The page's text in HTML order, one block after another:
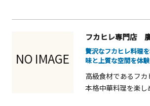
ィナーに対応し、
や家族、カップル旅
で、横浜観光の合
便利なスポットです。
NO IMAGE
フカヒレ専門店
贅沢なフカヒレ料理
味と上質な空間を体験
高級食材であるフカ
本格中華料理を楽